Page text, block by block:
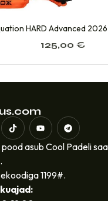
HARD Advanced
125,00 €
pood asub Cool Padeli
1199#.